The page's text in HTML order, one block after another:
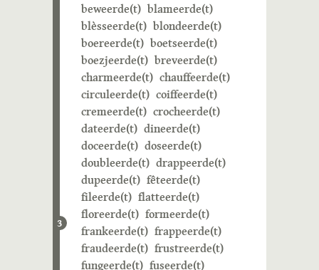
3
beweerde(t) blameerde(t)
blèsseerde(t) blondeerde(t)
boereerde(t) boetseerde(t)
boezjeerde(t) breveerde(t)
charmeerde(t) chauffeerde(t)
circuleerde(t) coiffeerde(t)
cremeerde(t) crocheerde(t)
dateerde(t) dineerde(t)
doceerde(t) doseerde(t)
doubleerde(t) drappeerde(t)
dupeerde(t) fêteerde(t)
fileerde(t) flatteerde(t)
floreerde(t) formeerde(t)
frankeerde(t) frappeerde(t)
fraudeerde(t) frustreerde(t)
fungeerde(t) fuseerde(t)